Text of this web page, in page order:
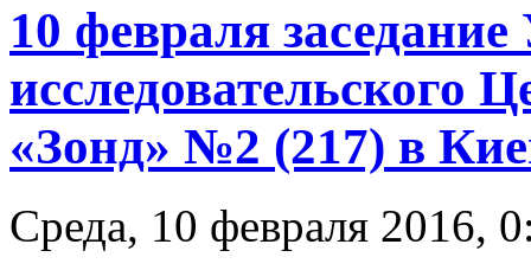
10 февраля
исследовательского
«Зонд» №2 (217) в
Среда, 10 февраля 2016,